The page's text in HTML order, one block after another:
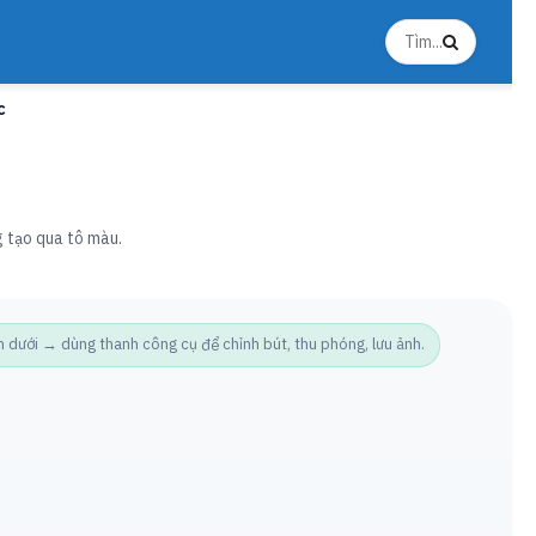
tạo qua tô màu.
→ dùng thanh công cụ để chỉnh bút, thu phóng, lưu ảnh.